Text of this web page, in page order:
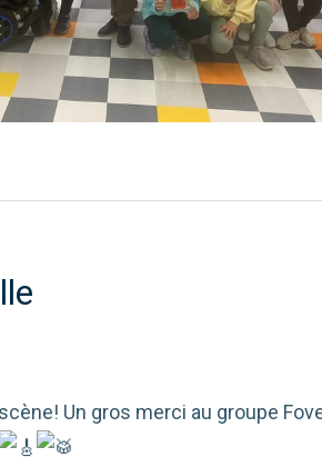
Un gros merci au groupe